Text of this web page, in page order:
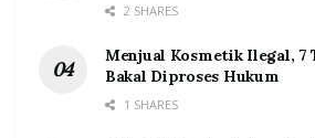
2 SHARES
Menjual Kosmetik Ilegal, 7
Bakal Diproses Hukum
1 SHARES